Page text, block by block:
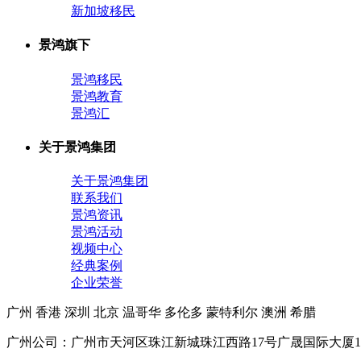
新加坡移民
景鸿旗下
景鸿移民
景鸿教育
景鸿汇
关于景鸿集团
关于景鸿集团
联系我们
景鸿资讯
景鸿活动
视频中心
经典案例
企业荣誉
广州 香港 深圳 北京 温哥华 多伦多 蒙特利尔 澳洲 希腊
广州公司：广州市天河区珠江新城珠江西路17号广晟国际大厦